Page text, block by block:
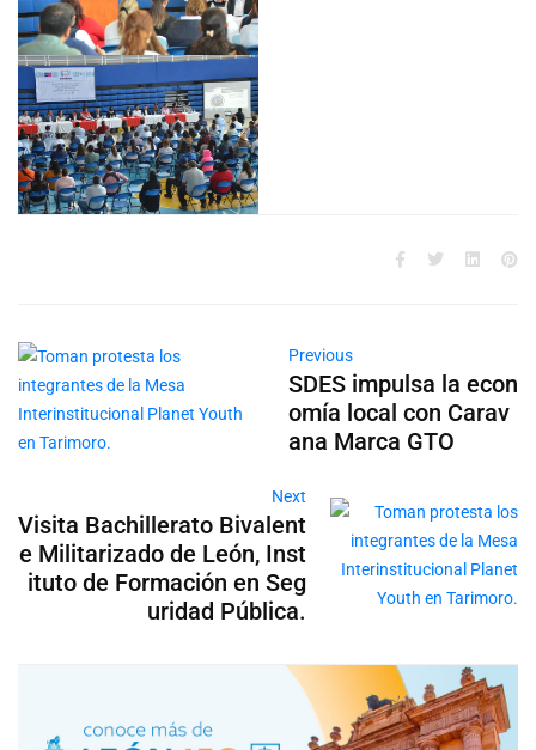
Previous
SDES impulsa la econ
omía local con Carav
ana Marca GTO
Next
Visita Bachillerato Bivalent
e Militarizado de León, Inst
ituto de Formación en Seg
uridad Pública.